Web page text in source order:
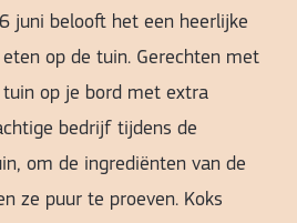
juni belooft het een heerlijke
op de tuin. Gerechten met
op je bord met extra
bedrijf tijdens de
om de ingrediënten van de
ze puur te proeven. Koks